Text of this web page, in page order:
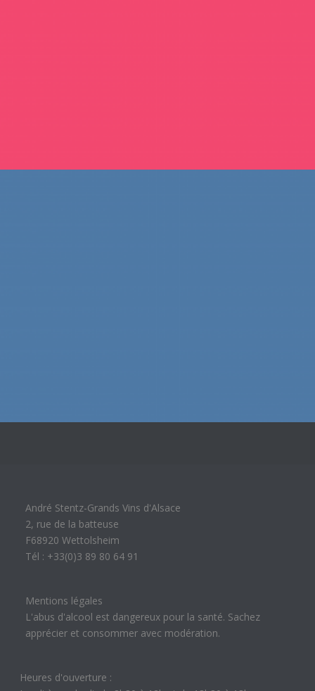
André Stentz-Grands Vins d'Alsace
2, rue de la batteuse
F68920 Wettolsheim
Tél : +33(0)3 89 80 64 91
Mentions légales
L'abus d'alcool est dangereux pour la santé. Sachez
apprécier et consommer avec modération.
Heures d'ouverture :